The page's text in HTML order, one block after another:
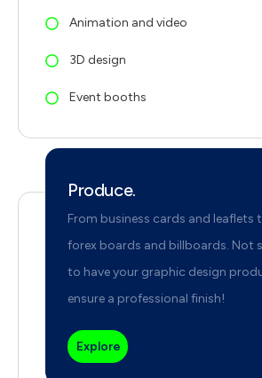
Animation and video
3D design
Event booths
Produce.
From business cards and leaflets
forex boards and billboards. Not
to have your graphic design
ensure a professional finish!
Explore